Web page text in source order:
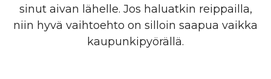
sinut aivan lähelle. Jos haluatkin reippailla,
niin hyvä vaihtoehto on silloin saapua vaikka
kaupunkipyörällä.